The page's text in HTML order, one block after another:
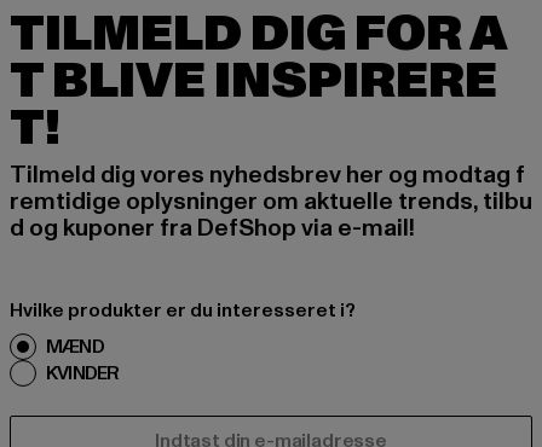
TILMELD DIG FOR A
T BLIVE INSPIRERE
T!
Tilmeld dig vores nyhedsbrev her og modtag f
remtidige oplysninger om aktuelle trends, tilbu
d og kuponer fra DefShop via e-mail!
Hvilke produkter er du interesseret i?
MÆND
KVINDER